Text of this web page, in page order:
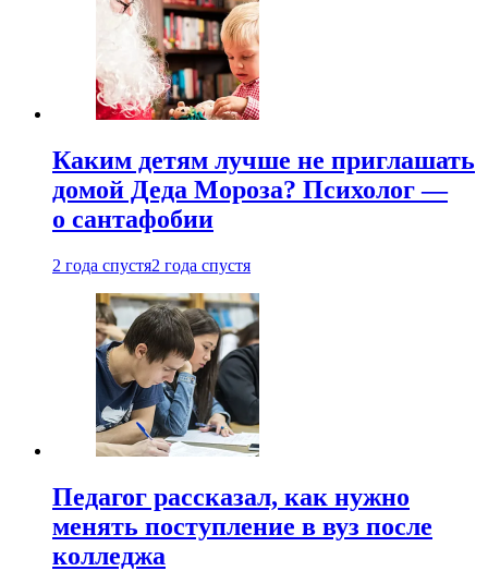
Каким детям лучше не приглашать
домой Деда Мороза? Психолог —
о сантафобии
2 года спустя2 года спустя
Педагог рассказал, как нужно
менять поступление в вуз после
колледжа